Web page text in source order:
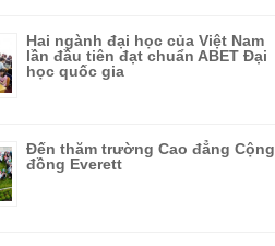
Hai ngành đại học của Việt Nam
lần đầu tiên đạt chuẩn ABET Đại
học quốc gia
Đến thăm trường Cao đẳng Cộng
đồng Everett